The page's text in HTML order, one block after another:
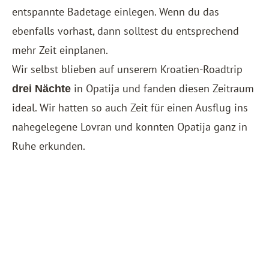
entspannte Badetage einlegen. Wenn du das
ebenfalls vorhast, dann solltest du entsprechend
mehr Zeit einplanen.
Wir selbst blieben auf unserem Kroatien-Roadtrip
drei Nächte in Opatija und fanden diesen Zeitraum
ideal. Wir hatten so auch Zeit für einen Ausflug ins
nahegelegene Lovran und konnten Opatija ganz in
Ruhe erkunden.